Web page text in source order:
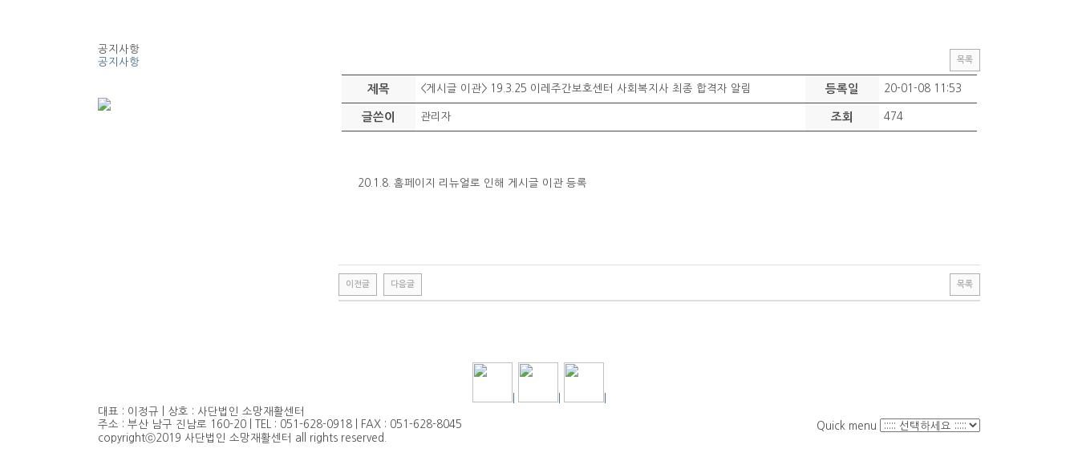
공지사항
공지사항
목록
제목 <게시글 이관> 19.3.25 이레주간보호센터 사회복지사 최종 합격자 알림 등록일 20-01-08 11:53
글쓴이 관리자 조회 474
20.1.8. 홈페이지 리뉴얼로 인해 게시글 이관 등록
이전글 다음글 목록
대표 : 이정규 | 상호 : 사단법인 소망재활센터
주소 : 부산 남구 진남로 160-20 | TEL : 051-628-0918 | FAX : 051-628-8045
copyrightⓒ2019 사단법인 소망재활센터 all rights reserved.
Quick menu